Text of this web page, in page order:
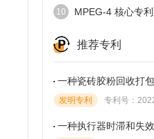
10
推荐专利
一种瓷砖胶粉回收打
发明专利 专利号：
一种执行器时滞和失效时的模